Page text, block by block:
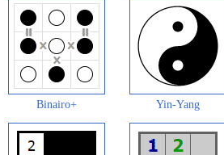
Binairo+ Yin-Yang